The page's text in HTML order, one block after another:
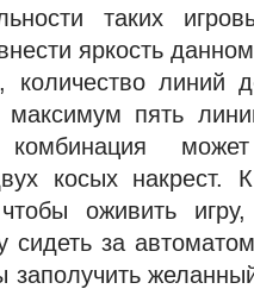
таких
яркость
количество линий
пять
комбинация
косых
оживить
сидеть за
заполучить